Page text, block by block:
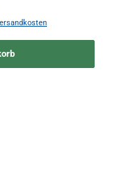
Preis: